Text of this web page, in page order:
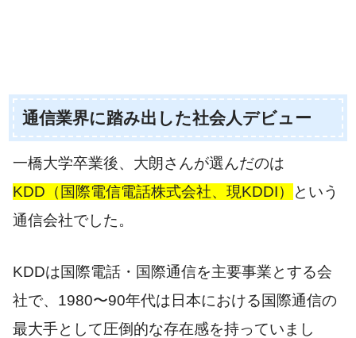
通信業界に踏み出した社会人デビュー
一橋大学卒業後、大朗さんが選んだのは
KDD（国際電信電話株式会社、現KDDI）
という
通信会社でした。
KDDは国際電話・国際通信を主要事業とする会
社で、1980〜90年代は日本における国際通信の
最大手として圧倒的な存在感を持っていまし